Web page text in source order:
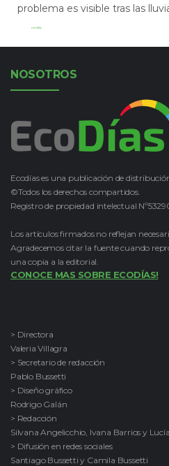
problema es visible tras las
Leer Más
NOSOTROS
Ecodías es una publicación de
©Todos los derechos compartidos.
Registro de propiedad intelectual
Los artículos firmados no reflejan
Agradecemos citar la fuente cuando
una copia a la editorial.
CONOCE MAS SOBRE ECODÍAS!
> Directora
Valeria Villagra
> Secretario de redacción
Pablo Bussetti
> Diseño gráfico
Rodrigo Galán
> Redacción
Silvana Angelicchio, Ivana Barrios y
> Difusión en redes sociales
Santiago Bussetti y Camila Bussetti